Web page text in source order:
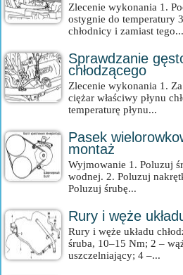
Zlecenie wykonania 1.
ostygnie do temperatury
chłodnicy i zamiast tego...
Sprawdzanie
chłodzącego
Zlecenie wykonania 1.
ciężar właściwy płynu
temperaturę płynu...
Pasek
montaż
Wyjmowanie 1. Poluzuj
wodnej. 2. Poluzuj
Poluzuj śrubę...
Rury i węże
Rury i węże układu
śruba, 10–15 Nm; 2 –
uszczelniający; 4 –...